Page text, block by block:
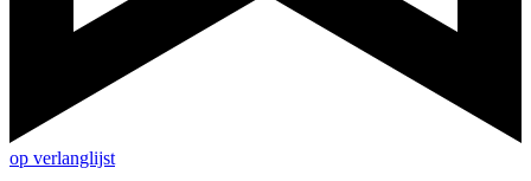
op verlanglijst